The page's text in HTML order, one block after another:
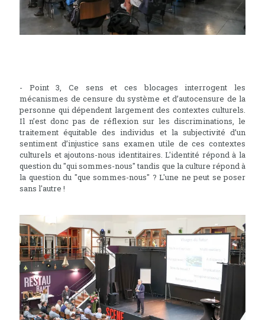
- Point 3, Ce sens et ces blocages interrogent les
mécanismes de censure du système et d’autocensure de la
personne qui dépendent largement des contextes culturels.
Il n’est donc pas de réflexion sur les discriminations, le
traitement équitable des individus et la subjectivité d’un
sentiment d’injustice sans examen utile de ces contextes
culturels et ajoutons-nous identitaires. L'identité répond à la
question du "qui sommes-nous" tandis que la culture répond à
la question du "que sommes-nous" ? L'une ne peut se poser
sans l'autre !